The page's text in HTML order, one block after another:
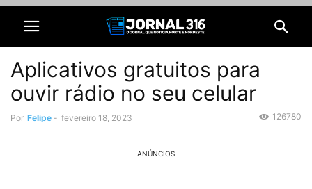
Aplicativos gratuitos para
ouvir rádio no seu celular
Por Felipe - fevereiro 18, 2023 126780
ANÚNCIOS